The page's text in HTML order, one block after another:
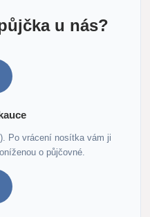
u nás?
Po vrácení nosítka vám ji
o půjčovné.